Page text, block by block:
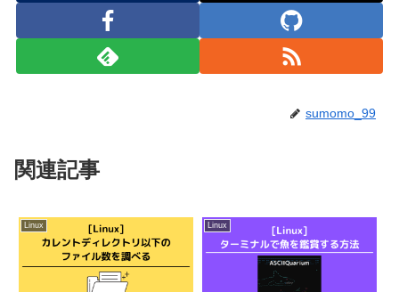
sumomo_99
関連記事
Linux Linux